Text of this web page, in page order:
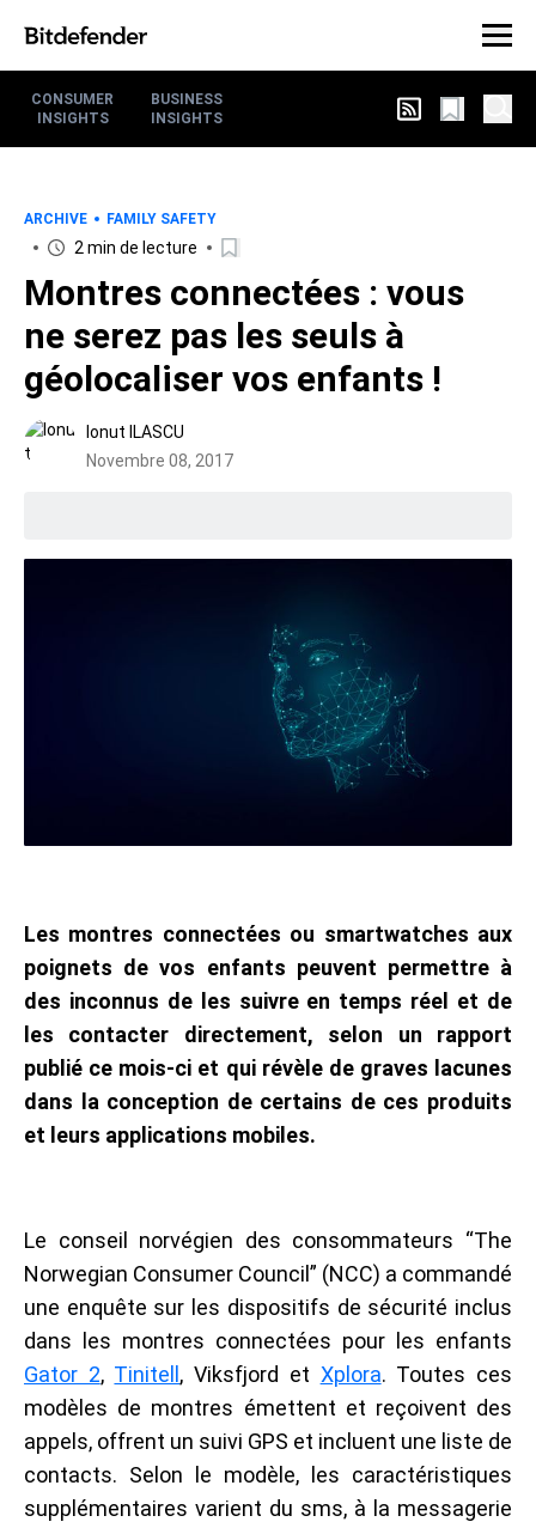
CONSUMER
INSIGHTS
BUSINESS
INSIGHTS
ARCHIVE FAMILY SAFETY
2 min de lecture
Montres connectées : vous
ne serez pas les seuls à
géolocaliser vos enfants !
Ionut ILASCU
Novembre 08, 2017
Les montres connectées ou smartwatches aux
poignets de vos enfants peuvent permettre à
des inconnus de les suivre en temps réel et de
les contacter directement, selon un rapport
publié ce mois-ci et qui révèle de graves lacunes
dans la conception de certains de ces produits
et leurs applications mobiles.
Le conseil norvégien des consommateurs “The
Norwegian Consumer Council” (NCC) a commandé
une enquête sur les dispositifs de sécurité inclus
dans les montres connectées pour les enfants
Gator 2, Tinitell , Viksfjord et Xplora. Toutes ces
modèles de montres émettent et reçoivent des
appels, offrent un suivi GPS et incluent une liste de
contacts. Selon le modèle, les caractéristiques
supplémentaires varient du sms, à la messagerie